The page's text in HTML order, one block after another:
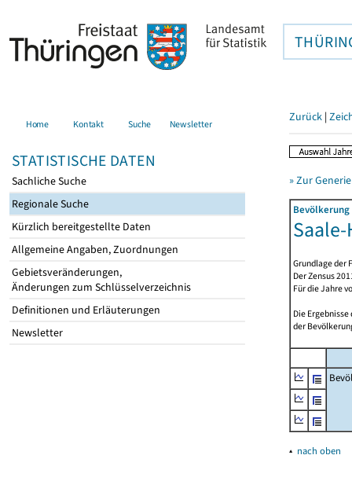
Home Kontakt Suche Newsletter
STATISTISCHE DATEN
Sachliche Suche
Regionale Suche
Kürzlich bereitgestellte Daten
Allgemeine Angaben, Zuordnungen
Gebietsveränderungen,
Änderungen zum Schlüsselverzeichnis
Definitionen und Erläuterungen
Newsletter
Zurück |
» Zur
Grundlage der
Der Zensus
Für die Jahre
Die
der
▴ nach oben